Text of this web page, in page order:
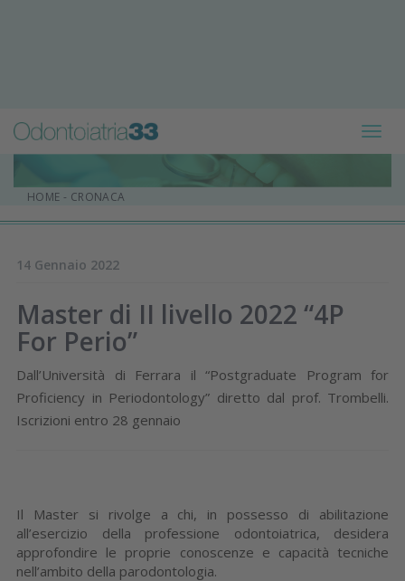
HOME - CRONACA
14 Gennaio 2022
Master di II livello 2022 “4P
For Perio”
Dall’Università di Ferrara il “Postgraduate Program for
Proficiency in Periodontology” diretto dal prof. Trombelli.
Iscrizioni entro 28 gennaio
Il Master si rivolge a chi, in possesso di abilitazione
all’esercizio della professione odontoiatrica, desidera
approfondire le proprie conoscenze e capacità tecniche
nell’ambito della parodontologia.